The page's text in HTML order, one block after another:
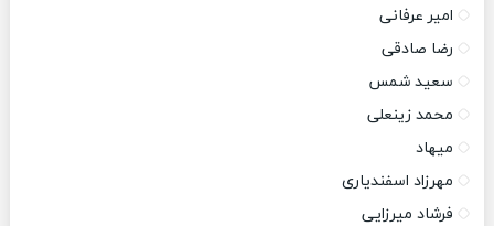
امیر عرفانی
رضا صادقی
سعید شمس
محمد زینعلی
میهاد
مهرزاد اسفندیاری
فرشاد میرزایی